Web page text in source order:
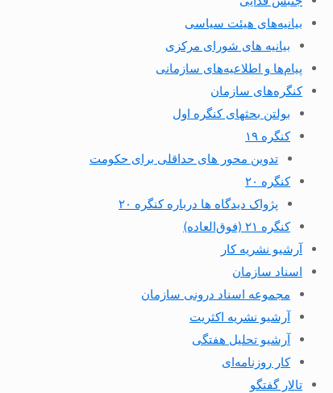
بیانیه‌های هیئت سیاسی
بیانیه های شورای مرکزی
پیام‌ها و اطلاعیه‌های سازمانی
کنگره‌های سازمان
بولتن بحثهای کنگره اول
کنگره ۱۹
تدوین محور های حداقلی برای حکومت
کنگره ۲۰
پژواک دیدگاه ها درباره کنگره ۲۰
کنگره ۲۱ (فوق‌العاده)
آرشیو نشریه کار
اسناد سازمان
مجموعه اسناد درونی سازمان
آرشیو نشریه اکثریت
آرشیو تحلیل هفتگی
کار روزنامه‌ای
تالار گفتگو